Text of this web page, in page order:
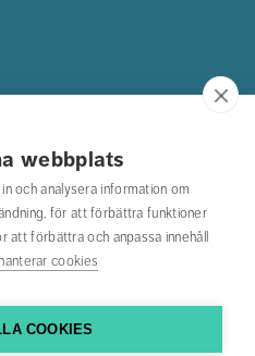
webbplats
och analysera information om
för att förbättra funktioner
förbättra och anpassa innehåll
cookies
COOKIES